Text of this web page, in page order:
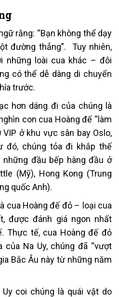
rằng: “Bạn không thể dạy
đường thẳng”. Tuy nhiên,
những loài cua khác – đôi
có thể dễ dàng di chuyển
trước.
hơn dáng đi của chúng là
con cua Hoàng đế “làm
ở khu vực sân bay Oslo,
đó, chúng tỏa đi khắp thế
đầu bếp hàng đầu ở
(Mỹ), Hong Kong (Trung
quốc Anh).
cua Hoàng đế đỏ – loại cua
được đánh giá ngon nhất
Thực tế, cua Hoàng đế đỏ
của Na Uy, chúng đã “vượt
Bắc Âu này từ những năm
coi chúng là quái vật do